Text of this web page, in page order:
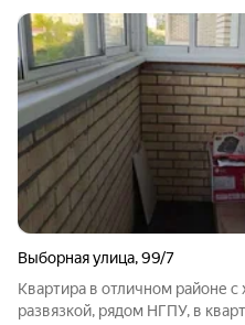
Выборная улица,99/7
Квартира в отличном районе
развязкой, рядом НГПУ, в